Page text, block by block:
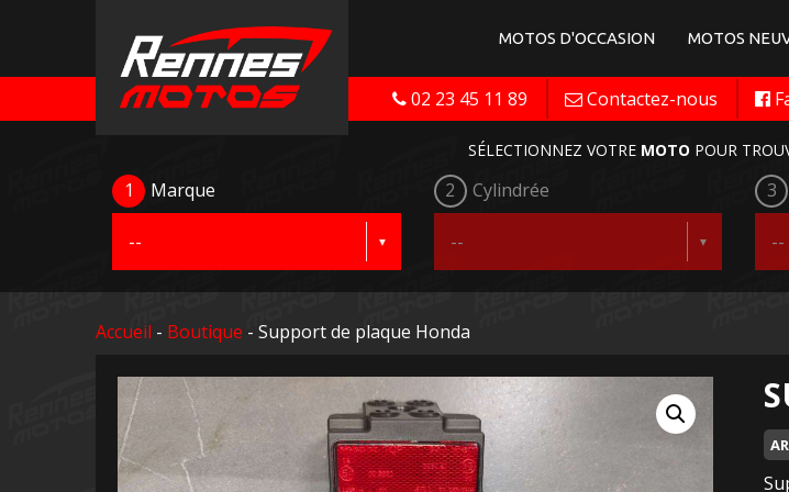
MOTOS D'OCCASION MOTOS
02 23 45 11 89 Contactez-nous
SÉLECTIONNEZ VOTRE MOTO POUR
1 Marque 2 Cylindrée 3
Accueil - Boutique - Support de plaque Honda